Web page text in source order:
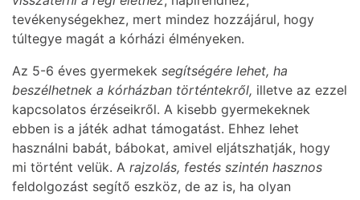
tevékenységekhez, mert mindez hozzájárul, hogy
túltegye magát a kórházi élményeken.
Az 5-6 éves gyermekek segítségére lehet, ha
beszélhetnek a kórházban történtekről, illetve az ezzel
kapcsolatos érzéseikről. A kisebb gyermekeknek
ebben is a játék adhat támogatást. Ehhez lehet
használni babát, bábokat, amivel eljátszhatják, hogy
mi történt velük. A rajzolás, festés szintén hasznos
feldolgozást segítő eszköz, de az is, ha olyan